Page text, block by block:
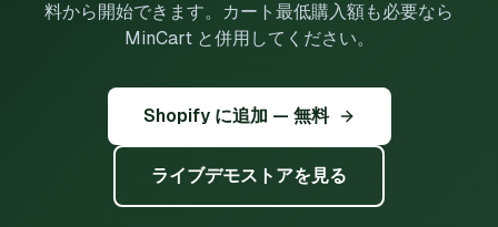
料から開始できます。カート最低購入額も必要なら
MinCart と併用してください。
Shopify に追加 — 無料
ライブデモストアを見る